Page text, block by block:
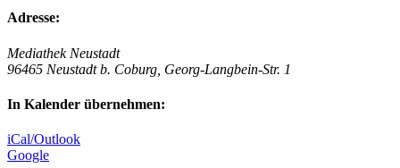
Adresse:
Mediathek Neustadt
96465 Neustadt b. Coburg, Georg-Langbein-Str. 1
In Kalender übernehmen:
iCal/Outlook
Google